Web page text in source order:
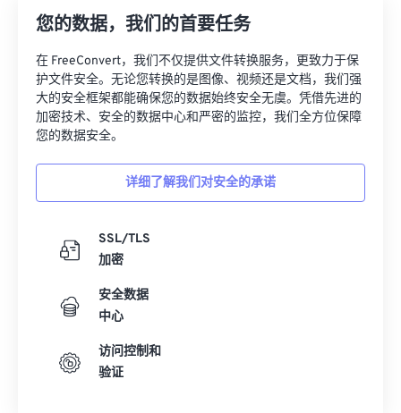
您的数据，我们的首要任务
在 FreeConvert，我们不仅提供文件转换服务，更致力于保
护文件安全。无论您转换的是图像、视频还是文档，我们强
大的安全框架都能确保您的数据始终安全无虞。凭借先进的
加密技术、安全的数据中心和严密的监控，我们全方位保障
您的数据安全。
详细了解我们对安全的承诺
SSL/TLS
加密
安全数据
中心
访问控制和
验证